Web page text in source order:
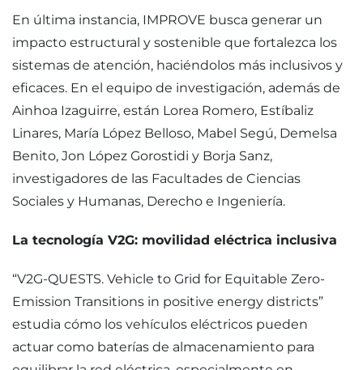
En última instancia, IMPROVE busca generar un
impacto estructural y sostenible que fortalezca los
sistemas de atención, haciéndolos más inclusivos y
eficaces. En el equipo de investigación, además de
Ainhoa Izaguirre, están Lorea Romero, Estíbaliz
Linares, María López Belloso, Mabel Segú, Demelsa
Benito, Jon López Gorostidi y Borja Sanz,
investigadores de las Facultades de Ciencias
Sociales y Humanas, Derecho e Ingeniería.
La tecnología V2G: movilidad eléctrica inclusiva
“V2G-QUESTS. Vehicle to Grid for Equitable Zero-
Emission Transitions in positive energy districts”
estudia cómo los vehículos eléctricos pueden
actuar como baterías de almacenamiento para